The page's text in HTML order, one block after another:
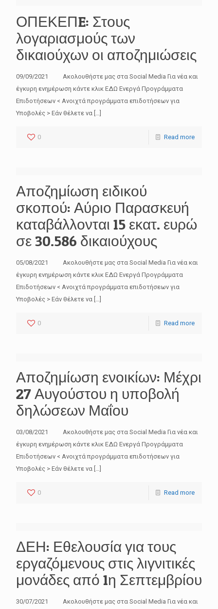
ΟΠΕΚΕΠE: Στους
λογαριασμούς των
δικαιούχων οι αποζημιώσεις
09/09/2021 Ακολουθήστε μας στα Social Media Για νέα και
έγκυρη ενημέρωση κάντε κλικ ΕΔΩ Ενεργά Προγράμματα
Επιδοτήσεων < Ανοιχτά προγράμματα επιδοτήσεων για
Υποβολές > Εάν θέλετε να […]
0 Read more
Αποζημίωση ειδικού
σκοπού: Αύριο Παρασκευή
καταβάλλονται 15 εκατ. ευρώ
σε 30.586 δικαιούχους
05/08/2021 Ακολουθήστε μας στα Social Media Για νέα και
έγκυρη ενημέρωση κάντε κλικ ΕΔΩ Ενεργά Προγράμματα
Επιδοτήσεων < Ανοιχτά προγράμματα επιδοτήσεων για
Υποβολές > Εάν θέλετε να […]
0 Read more
Αποζημίωση ενοικίων: Μέχρι
27 Αυγούστου η υποβολή
δηλώσεων Μαΐου
03/08/2021 Ακολουθήστε μας στα Social Media Για νέα και
έγκυρη ενημέρωση κάντε κλικ ΕΔΩ Ενεργά Προγράμματα
Επιδοτήσεων < Ανοιχτά προγράμματα επιδοτήσεων για
Υποβολές > Εάν θέλετε να […]
0 Read more
ΔΕΗ: Εθελουσία για τους
εργαζόμενους στις λιγνιτικές
μονάδες από 1η Σεπτεμβρίου
30/07/2021 Ακολουθήστε μας στα Social Media Για νέα και